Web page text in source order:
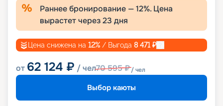
Раннее бронирование —12%. Цена
вырастет через23 дня
Цена снижена на 12% / Выгода 8 471₽
от 62 124 ₽ / чел70 595₽/ чел
Выбор каюты